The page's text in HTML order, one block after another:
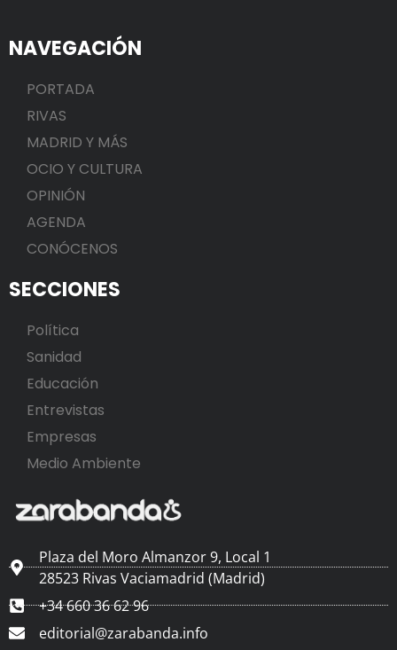
NAVEGACIÓN
PORTADA
RIVAS
MADRID Y MÁS
OCIO Y CULTURA
OPINIÓN
AGENDA
CONÓCENOS
SECCIONES
Política
Sanidad
Educación
Entrevistas
Empresas
Medio Ambiente
Plaza del Moro Almanzor 9, Local 1
28523 Rivas Vaciamadrid (Madrid)
+34 660 36 62 96
editorial@zarabanda.info